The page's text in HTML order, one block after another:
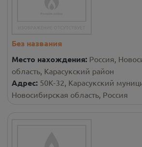
Без названия
Место нахождения: Россия,
область, Карасукский район
Адрес: 50К-32, Карасукский
Новосибирская область, Россия